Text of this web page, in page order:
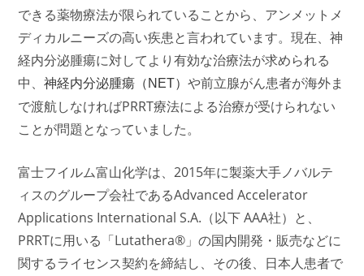
できる薬物療法が限られていることから、アンメットメ
ディカルニーズの高い疾患と言われています。現在、神
経内分泌腫瘍に対してより有効な治療法が求められる
中、神経内分泌腫瘍（NET）や前立腺がん患者が海外ま
で渡航しなければPRRT療法による治療が受けられない
ことが問題となっていました。
富士フイルム富山化学は、2015年に製薬大手ノバルテ
ィスのグループ会社であるAdvanced Accelerator
Applications International S.A.（以下 AAA社）と、
PRRTに用いる「Lutathera®」の国内開発・販売などに
関するライセンス契約を締結し、その後、日本人患者で